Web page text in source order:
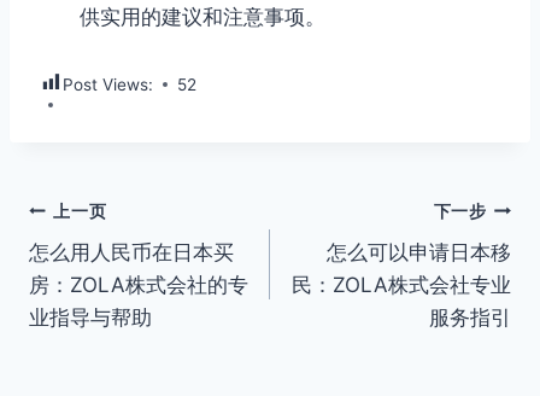
供实用的建议和注意事项。
Post Views: 52
文
章
导
上一页
怎么用人民币在日本买
房：ZOLA株式会社的专
业指导与帮助
下一步
怎么可以申请日本移
民：ZOLA株式会社专业
服务指引